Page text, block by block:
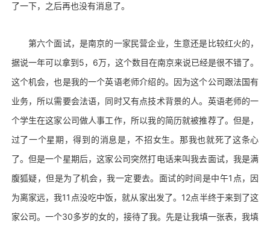
了一下，之后再也没有消息了。
第六个面试，是南京的一家民营企业，生意还是比较红火的，
据说一年可以拿到5，6万，这个数目在南京来说已经是很不错了。
这个机会，也是我的一个英语老师介绍的。因为这个公司跟法国有
业务，所以需要会法语，同时又有点技术背景的人。英语老师的一
个学生在这家公司做人事工作，所以我的简历就被推荐了。但是，
过了一个星期，得到的消息是，不招女生。那我也就死了这条心
了。但是一个星期后，这家公司突然打电话来叫我去面试，我是满
腹狐疑，但是为了机会，我一定要去。面试的时间是中午1点，因
为离家远，我11点没吃中饭，就从家出发了。12点半终于来到了这
家公司。一个30多岁的女的，接待了我。先是让我填一张表，我填